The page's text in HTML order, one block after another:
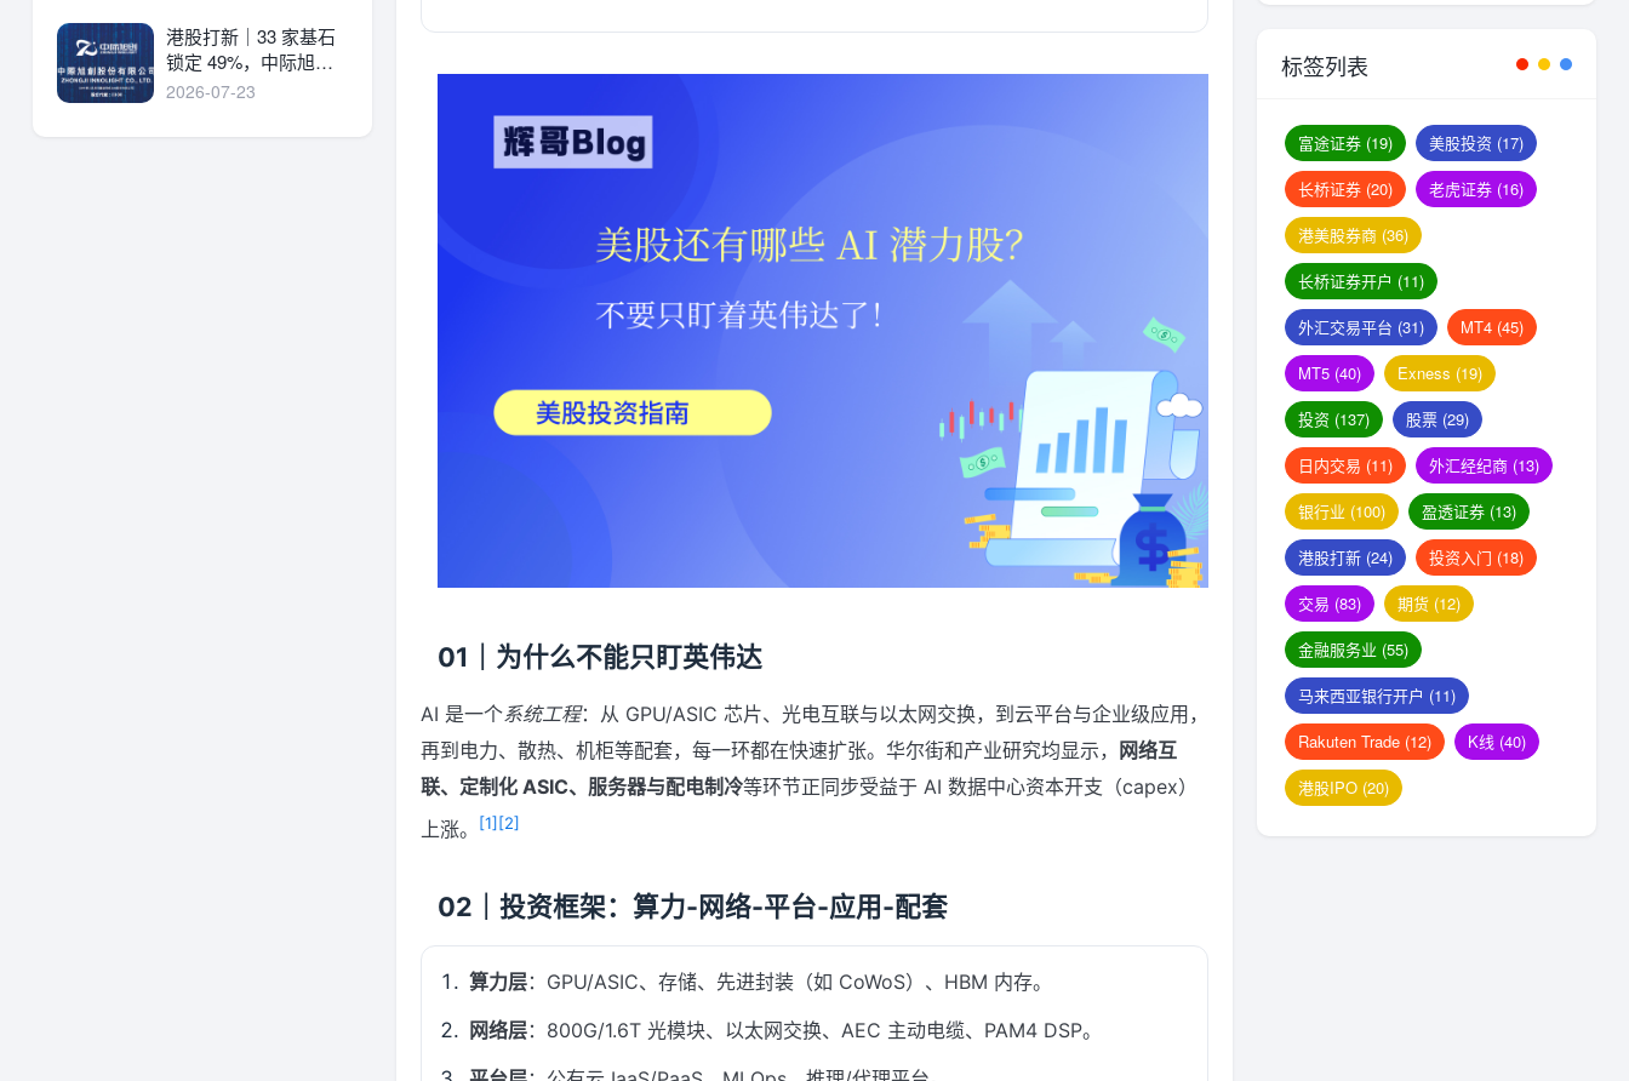
01｜为什么不能只盯英伟达
AI 是一个系统工程：从 GPU/ASIC 芯片、光电互联与以太网交换，到云平台与企业级应用，
再到电力、散热、机柜等配套，每一环都在快速扩张。华尔街和产业研究均显示，
网络互
联、定制化 ASIC、服务器与配电制冷等环节正同步受益于 AI 数据中心资本开支（capex）
上涨。
[1][2]
02｜投资框架：算力-网络-平台-应用-配套
算力层：GPU/ASIC、存储、先进封装（如 CoWoS）、HBM 内存。
网络层：800G/1.6T 光模块、以太网交换、AEC 主动电缆、PAM4 DSP。
港股打新｜33 家基石
锁定 49%，中际旭创
详细申购分析！
2026-07-23
标签列表
富途证券 (19) 美股投资 (17)
长桥证券 (20) 老虎证券 (16)
港美股券商 (36)
长桥证券开户 (11)
外汇交易平台 (31) MT4 (45)
MT5 (40) Exness (19)
投资 (137) 股票 (29)
日内交易 (11) 外汇经纪商 (13)
银行业 (100) 盈透证券 (13)
港股打新 (24) 投资入门 (18)
交易 (83) 期货 (12)
金融服务业 (55)
马来西亚银行开户 (11)
Rakuten Trade (12) K线 (40)
港股IPO (20)